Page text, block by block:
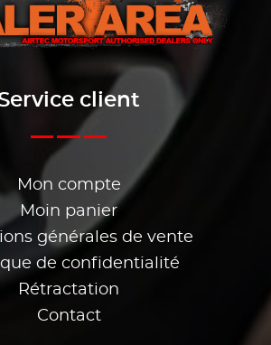
client
Mon compte
Moin panier
générales de vente
de confidentialité
Rétractation
Contact